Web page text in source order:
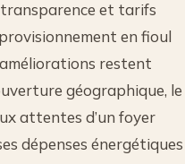
et tarifs
en fioul
restent
géographique, le
attentes d’un foyer
dépenses énergétiques